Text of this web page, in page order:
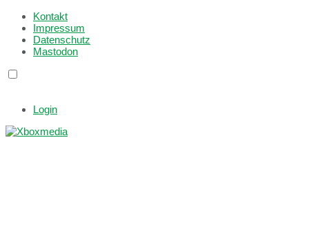
Kontakt
Impressum
Datenschutz
Mastodon
Login